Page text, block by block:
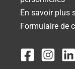
En savoir plus
Formulaire de